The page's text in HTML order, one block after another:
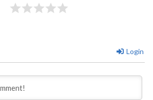
Login